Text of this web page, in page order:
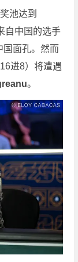
池达到
自中国的选手
国面孔。然而
进8）将遭遇
。